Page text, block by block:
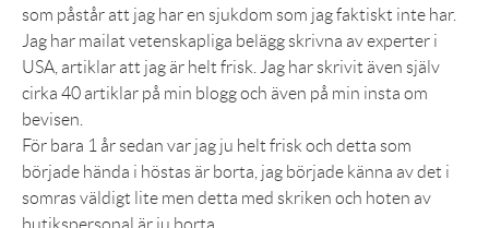
som påstår att jag har en sjukdom som jag faktiskt inte har.
Jag har mailat vetenskapliga belägg skrivna av experter i
USA, artiklar att jag är helt frisk. Jag har skrivit även själv
cirka 40 artiklar på min blogg och även på min insta om
bevisen.
För bara 1 år sedan var jag ju helt frisk och detta som
började hända i höstas är borta, jag började känna av det i
somras väldigt lite men detta med skriken och hoten av
butikspersonal är ju borta.